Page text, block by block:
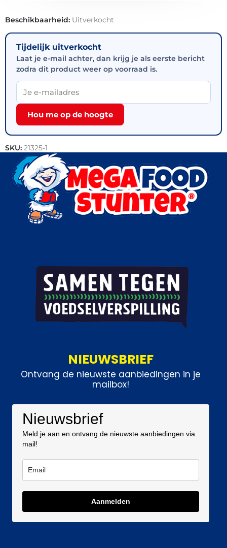
Beschikbaarheid: Uitverkocht
Tijdelijk uitverkocht
Laat je e-mail achter, dan krijg je als eerste bericht
zodra dit product weer op voorraad is.
Hou me op de hoogte
SKU: 21325-1
Categorieën:Halal
NIEUWSBRIEF
Ontvang de nieuwste aanbiedingen in je
mailbox!
Nieuwsbrief
Meld je aan en ontvang de nieuwste aanbiedingen via
mail!
Aanmelden